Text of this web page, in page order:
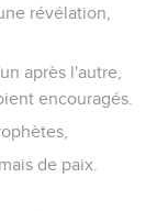
révélation,
après l'autre,
encouragés.
de paix.